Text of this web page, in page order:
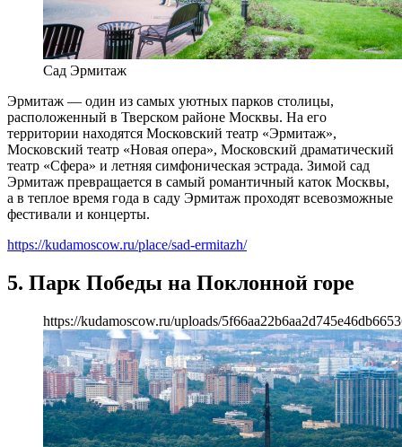
Сад Эрмитаж
Эрмитаж — один из самых уютных парков столицы,
расположенный в Тверском районе Москвы. На его
территории находятся Московский театр «Эрмитаж»,
Московский театр «Новая опера», Московский драматический
театр «Сфера» и летняя симфоническая эстрада. Зимой сад
Эрмитаж превращается в самый романтичный каток Москвы,
а в теплое время года в саду Эрмитаж проходят всевозможные
фестивали и концерты.
https://kudamoscow.ru/place/sad-ermitazh/
5. Парк Победы на Поклонной горе
https://kudamoscow.ru/uploads/